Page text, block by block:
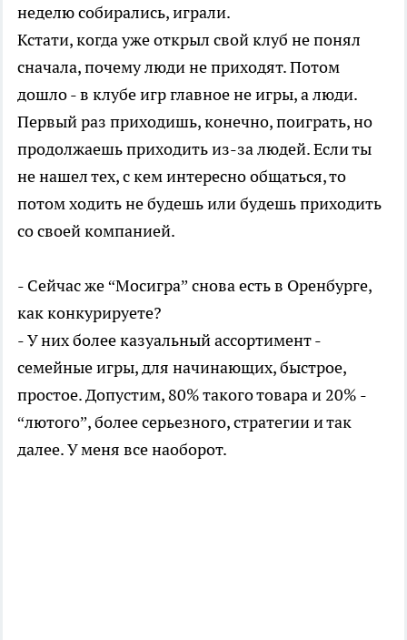
неделю собирались, играли.
Кстати, когда уже открыл свой клуб не понял
сначала, почему люди не приходят. Потом
дошло - в клубе игр главное не игры, а люди.
Первый раз приходишь, конечно, поиграть, но
продолжаешь приходить из-за людей. Если ты
не нашел тех, с кем интересно общаться, то
потом ходить не будешь или будешь приходить
со своей компанией.
- Сейчас же “Мосигра” снова есть в Оренбурге,
как конкурируете?
- У них более казуальный ассортимент -
семейные игры, для начинающих, быстрое,
простое. Допустим, 80% такого товара и 20% -
“лютого”, более серьезного, стратегии и так
далее. У меня все наоборот.